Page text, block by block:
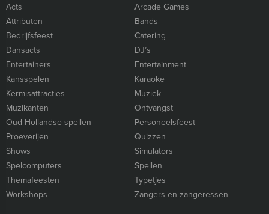
Acts
Arcade Games
Attributen
Bands
Bedrijfsfeest
Catering
Dansacts
DJ’s
Entertainers
Entertainment
Kansspelen
Karaoke
Kermisattracties
Muziek
Muzikanten
Ontvangst
Oud Hollandse spellen
Personeelsfeest
Proeverijen
Quizzen
Shows
Simulators
Spelcomputers
Spellen
Themafeesten
Typetjes
Workshops
Zangers en zangeressen